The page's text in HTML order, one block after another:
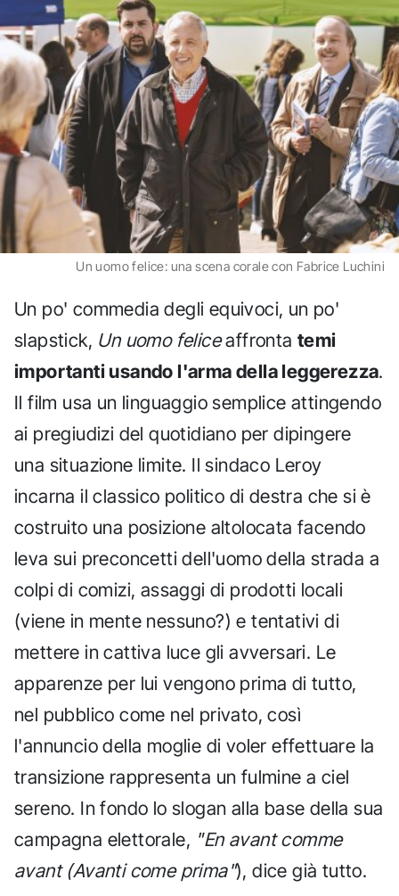
Un uomo felice: una scena corale con Fabrice Luchini
Un po' commedia degli equivoci, un po'
slapstick, Un uomo feliceaffrontatemi
importanti usando l'arma della leggerezza.
Il film usa un linguaggio semplice attingendo
ai pregiudizi del quotidiano per dipingere
una situazione limite. Il sindaco Leroy
incarna il classico politico di destra che si è
costruito una posizione altolocata facendo
leva sui preconcetti dell'uomo della strada a
colpi di comizi, assaggi di prodotti locali
(viene in mente nessuno?) e tentativi di
mettere in cattiva luce gli avversari. Le
apparenze per lui vengono prima di tutto,
nel pubblico come nel privato, così
l'annuncio della moglie di voler effettuare la
transizione rappresenta un fulmine a ciel
sereno. In fondo lo slogan alla base della sua
campagna elettorale, "En avant comme
avant (Avanti come prima"), dice già tutto.